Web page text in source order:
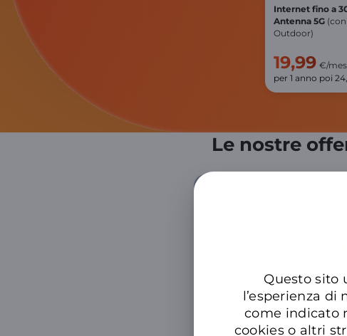
Questo sito
l’esperienza
come indicato
cookies o altri
Internet fino a
Antenna 5G
Outdoor)
19,99 €/
per 1 anno poi
Le nostre
Samsung Galaxy Z